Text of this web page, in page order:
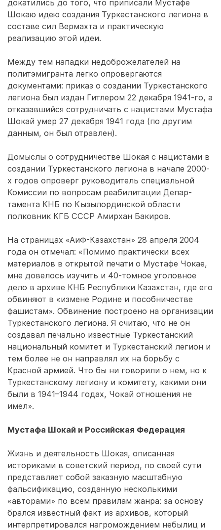
докатились до того, что приписали Мустафе
Шокаю идею создания Туркестанского легиона в
составе сил Вермахта и практическую
реализацию этой идеи.
Между тем нападки недоброжелателей на
политэмигранта легко опровергаются
документами: приказ о создании Туркестанского
легиона был издан Гитлером 22 декабря 1941-го, а
отказавшийся сотрудничать с нацистами Мустафа
Шокай умер 27 декабря 1941 года (по другим
данным, он был отравлен).
Домыслы о сотрудничестве Шокая с нацистами в
создании Туркестанского легиона в начале 2000-
х годов опроверг руководитель специальной
Комиссии по вопросам реабилитации Депар­
тамента КНБ по Кызылординской области
полковник КГБ СССР Амирхан Бакиров.
На страницах «АиФ-Казахстан» 28 апреля 2004
года он отмечал: «Помимо практически всех
материалов в открытой печати о Мустафе Чокае,
мне довелось изучить и 40-томное уголовное
дело в архиве КНБ Республики Казахстан, где его
обвиняют в «измене Родине и пособничестве
фашистам». Обвинение построе­но на организации
Туркестанского легиона. Я считаю, что не он
создавал печально известные Туркестанский
национальный комитет и Туркестанский легион и
тем более не он направлял их на борьбу с
Красной армией. Что бы ни говорили о нем, но к
Туркестанскому легиону и комитету, какими они
были в 1941–1944 годах, Чокай отношения не
имел».
Мустафа Шокай и Российская Федерация
Жизнь и деятельность Шокая, описанная
историками в советский период, по своей сути
представляет собой заказную масштабную
фальсификацию, созданную несколькими
«авторами» по всем правилам жанра: за основу
брался известный факт из архивов, который
интерпретировался нагромождением небылиц и